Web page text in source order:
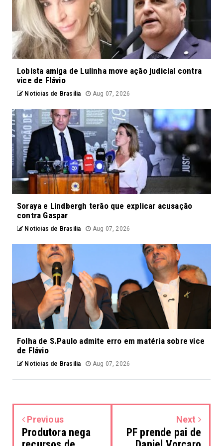
Lobista amiga de Lulinha move ação judicial contra
vice de Flávio
Notícias de Brasília Aug 07, 2026
Soraya e Lindbergh terão que explicar acusação
contra Gaspar
Notícias de Brasília Aug 07, 2026
Folha de S.Paulo admite erro em matéria sobre vice
de Flávio
Notícias de Brasília Aug 07, 2026
Previous
Produtora nega
Next
PF prende pai de